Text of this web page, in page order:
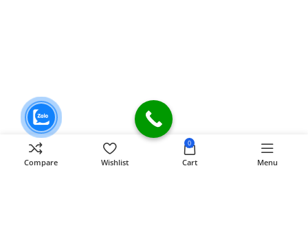
CÔNG TY TNHH VI TÍNH ĐỒNG NAI
589,Đồng Khởi, KP8, P.Tân Triều, Tỉnh
Compare Wishlist
0
Cart Menu